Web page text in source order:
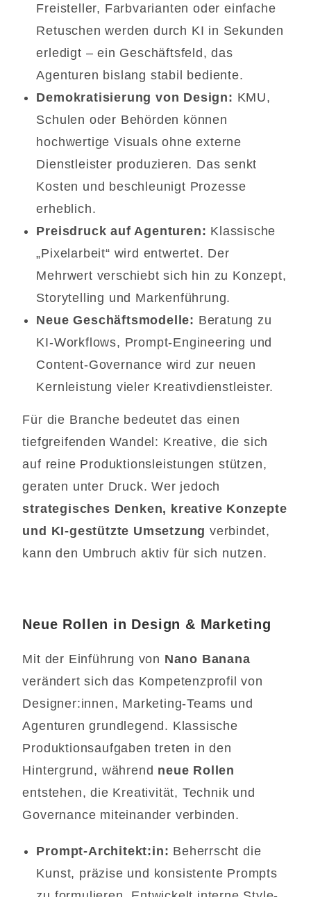
Freisteller, Farbvarianten oder einfache
Retuschen werden durch KI in Sekunden
erledigt – ein Geschäftsfeld, das
Agenturen bislang stabil bediente.
Demokratisierung von Design: KMU,
Schulen oder Behörden können
hochwertige Visuals ohne externe
Dienstleister produzieren. Das senkt
Kosten und beschleunigt Prozesse
erheblich.
Preisdruck auf Agenturen: Klassische
„Pixelarbeit“ wird entwertet. Der
Mehrwert verschiebt sich hin zu Konzept,
Storytelling und Markenführung.
Neue Geschäftsmodelle: Beratung zu
KI-Workflows, Prompt-Engineering und
Content-Governance wird zur neuen
Kernleistung vieler Kreativdienstleister.
Für die Branche bedeutet das einen
tiefgreifenden Wandel: Kreative, die sich
auf reine Produktionsleistungen stützen,
geraten unter Druck. Wer jedoch
strategisches Denken, kreative Konzepte
und KI-gestützte Umsetzung verbindet,
kann den Umbruch aktiv für sich nutzen.
Neue Rollen in Design & Marketing
Mit der Einführung von Nano Banana
verändert sich das Kompetenzprofil von
Designer:innen, Marketing-Teams und
Agenturen grundlegend. Klassische
Produktionsaufgaben treten in den
Hintergrund, während neue Rollen
entstehen, die Kreativität, Technik und
Governance miteinander verbinden.
Prompt-Architekt:in: Beherrscht die
Kunst, präzise und konsistente Prompts